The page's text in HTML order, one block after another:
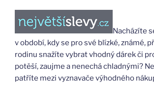
Nacházíte
v období, kdy se pro své blízké, známé,
rodinu snažíte vybrat vhodný dárek či
potěší, zaujme a nenechá chladnými?
patříte mezi vyznavače výhodného